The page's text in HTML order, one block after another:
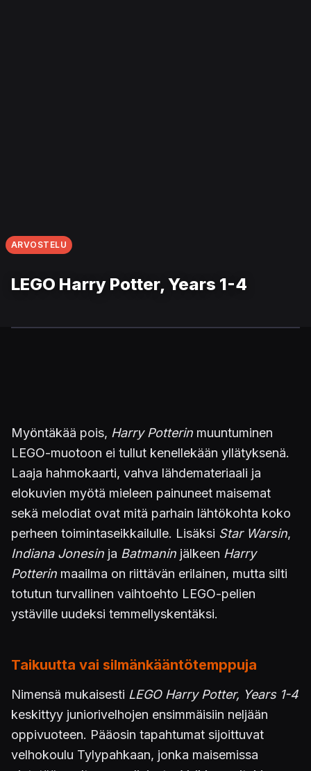
ARVOSTELU
LEGO Harry Potter, Years 1-4
Myöntäkää pois, Harry Potterin muuntuminen
LEGO-muotoon ei tullut kenellekään yllätyksenä.
Laaja hahmokaarti, vahva lähdemateriaali ja
elokuvien myötä mieleen painuneet maisemat
sekä melodiat ovat mitä parhain lähtökohta koko
perheen toimintaseikkailulle. Lisäksi Star Warsin,
Indiana Jonesin ja Batmanin jälkeen Harry
Potterin maailma on riittävän erilainen, mutta silti
totutun turvallinen vaihtoehto LEGO-pelien
ystäville uudeksi temmellyskentäksi.
Taikuutta vai silmänkääntötemppuja
Nimensä mukaisesti LEGO Harry Potter, Years 1-4
keskittyy juniorivelhojen ensimmäisiin neljään
oppivuoteen. Pääosin tapahtumat sijoittuvat
velhokoulu Tylypahkaan, jonka maisemissa